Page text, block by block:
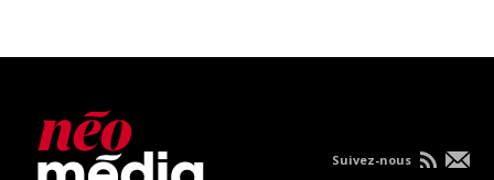
Suivez-nous